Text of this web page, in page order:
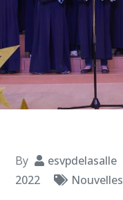
By esvpdelasalle
2022
Nouvelles